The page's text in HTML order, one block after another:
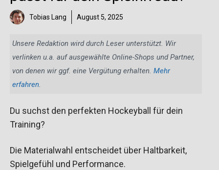
Tobias Lang August 5, 2025
Unsere Redaktion wird durch Leser unterstützt. Wir
verlinken u.a. auf ausgewählte Online-Shops und Partner,
von denen wir ggf. eine Vergütung erhalten. Mehr
erfahren.
Du suchst den perfekten Hockeyball für dein
Training?
Die Materialwahl entscheidet über Haltbarkeit,
Spielgefühl und Performance.